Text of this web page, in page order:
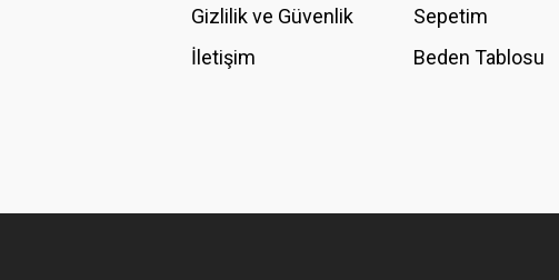
Gizlilik ve Güvenlik
İletişim
Sepetim
Beden Tablosu